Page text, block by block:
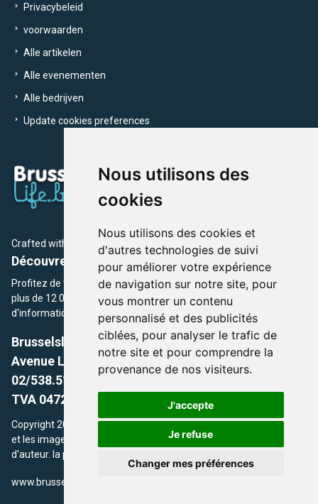
Nous utilisons des
cookies
Nous utilisons des cookies et
d'autres technologies de suivi
pour améliorer votre expérience
de navigation sur notre site, pour
vous montrer un contenu
personnalisé et des publicités
ciblées, pour analyser le trafic de
notre site et pour comprendre la
provenance de nos visiteurs.
J'accepte
Je refuse
Changer mes préférences
Privacybeleid
voorwaarden
Alle artikelen
Alle evenementen
Alle bedrijven
Update cookies preferences
Crafted with by Brusselslife Team
Découvrez plus de 12 000 adresses et événements
Profitez de toutes les sections de BrusselsLife.be et découvrez
plus de 12 000 adresses et un grand choix d'événements,
d'informations et de conseils et astuces de notre écriture.
Brusselslife.be
Avenue Louise, 500 -1050 Ixelles, Brussels,
02/538.51.49.
TVA 0472.281.221
Copyright 2026 © Brusselslife.be Tous droits réservés. Le contenu
et les images utilisés sur ce site sont protégés par le droit
d'auteur. la propriétaires respectifs.
www.brusselsLife.be